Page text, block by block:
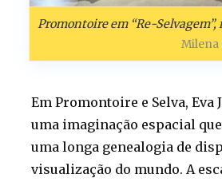
Promontoire em “Re-Selvagem”,
Milena
Em Promontoire e Selva,
uma imaginação espacial
uma longa genealogia de
visualização do mundo. A